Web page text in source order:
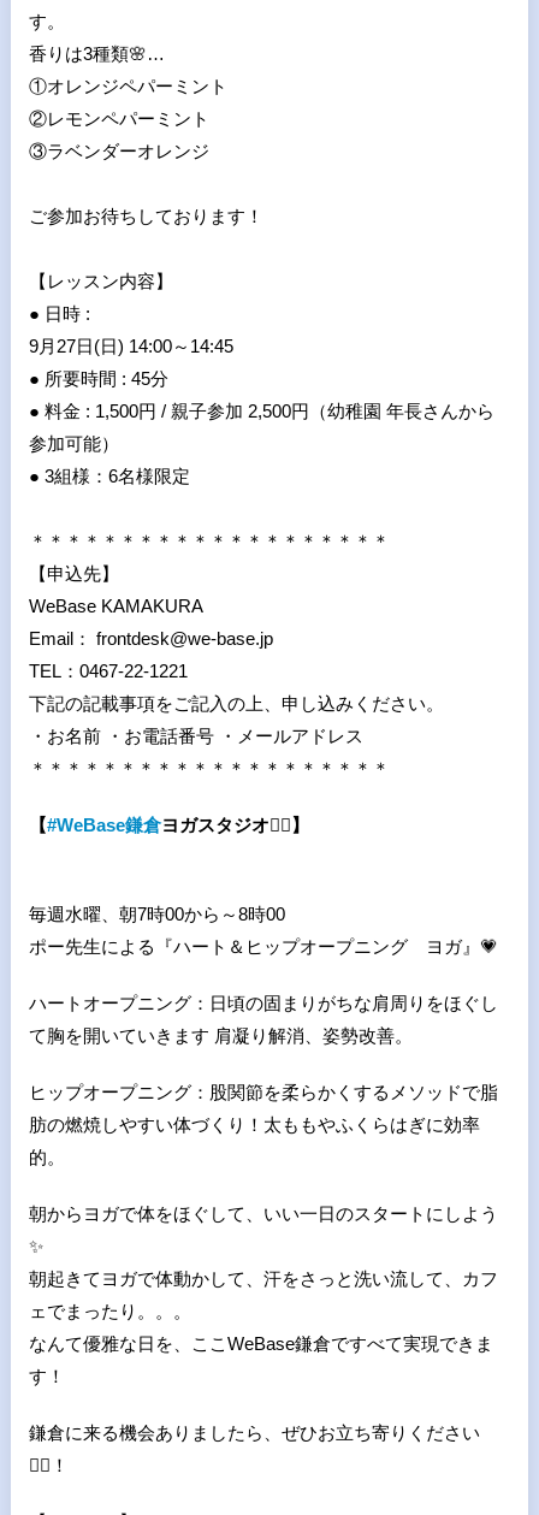
す。
香りは3種類🌸…
①オレンジペパーミント
②レモンペパーミント
③ラベンダーオレンジ
ご参加お待ちしております！
【レッスン内容】
● 日時 :
9月27日(日) 14:00～14:45
● 所要時間 : 45分
● 料金 : 1,500円 / 親子参加 2,500円（幼稚園 年長さんから
参加可能）
● 3組様：6名様限定
＊＊＊＊＊＊＊＊＊＊＊＊＊＊＊＊＊＊＊＊
【申込先】
WeBase KAMAKURA
Email： frontdesk@we-base.jp
TEL：0467-22-1221
下記の記載事項をご記入の上、申し込みください。
・お名前 ・お電話番号 ・メールアドレス
＊＊＊＊＊＊＊＊＊＊＊＊＊＊＊＊＊＊＊＊
【#WeBase鎌倉ヨガスタジオ🧘】
毎週水曜、朝7時00から～8時00
ポー先生による『ハート＆ヒップオープニング ヨガ』💗
ハートオープニング：日頃の固まりがちな肩周りをほぐし
て胸を開いていきます 肩凝り解消、姿勢改善。
ヒップオープニング：股関節を柔らかくするメソッドで脂
肪の燃焼しやすい体づくり！太ももやふくらはぎに効率
的。
朝からヨガで体をほぐして、いい一日のスタートにしよう
✨
朝起きてヨガで体動かして、汗をさっと洗い流して、カフ
ェでまったり。。。
なんて優雅な日を、ここWeBase鎌倉ですべて実現できま
す！
鎌倉に来る機会ありましたら、ぜひお立ち寄りください
🙆‍♀️！